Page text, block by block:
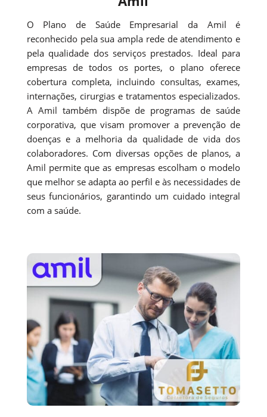
O Plano de Saúde Empresarial da Amil é
reconhecido pela sua ampla rede de atendimento e
pela qualidade dos serviços prestados. Ideal para
empresas de todos os portes, o plano oferece
cobertura completa, incluindo consultas, exames,
internações, cirurgias e tratamentos especializados.
A Amil também dispõe de programas de saúde
corporativa, que visam promover a prevenção de
doenças e a melhoria da qualidade de vida dos
colaboradores. Com diversas opções de planos, a
Amil permite que as empresas escolham o modelo
que melhor se adapta ao perfil e às necessidades de
seus funcionários, garantindo um cuidado integral
com a saúde.